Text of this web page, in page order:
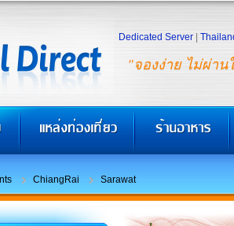
"จองง่าย ไม่ผ่าน
Dedicated Server
ChiangRai Sarawat